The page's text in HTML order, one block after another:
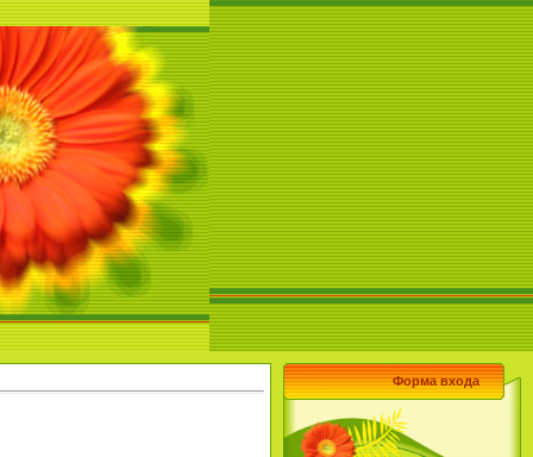
Форма входа